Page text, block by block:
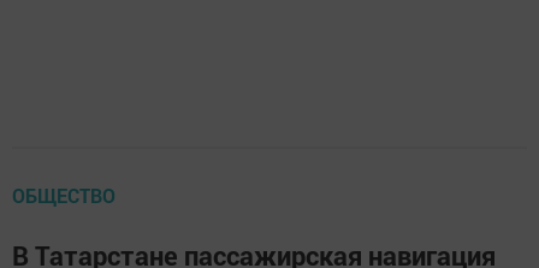
ОБЩЕСТВО
В Татарстане пассажирская навигация